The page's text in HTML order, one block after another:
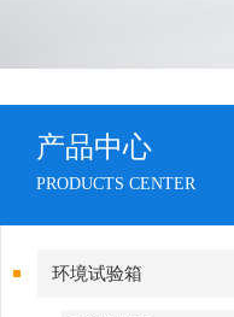
产品中心
PRODUCTS CENTER
环境试验箱